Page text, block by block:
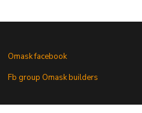
Omask facebook
Fb group Omask builders